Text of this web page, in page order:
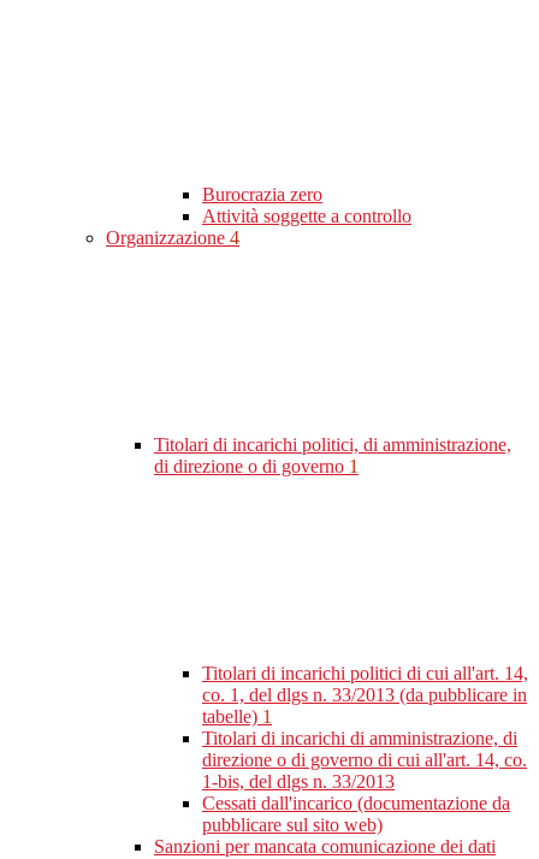
Burocrazia zero
Attività soggette a controllo
Organizzazione 4
Titolari di incarichi politici, di amministrazione,
di direzione o di governo 1
Titolari di incarichi politici di cui all'art. 14,
co. 1, del dlgs n. 33/2013 (da pubblicare in
tabelle) 1
Titolari di incarichi di amministrazione, di
direzione o di governo di cui all'art. 14, co.
1-bis, del dlgs n. 33/2013
Cessati dall'incarico (documentazione da
pubblicare sul sito web)
Sanzioni per mancata comunicazione dei dati